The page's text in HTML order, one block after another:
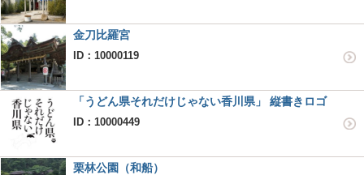
金刀比羅宮
ID：10000119
「うどん県それだけじゃない香川県」 縦書きロゴ
ID：10000449
栗林公園（和船）